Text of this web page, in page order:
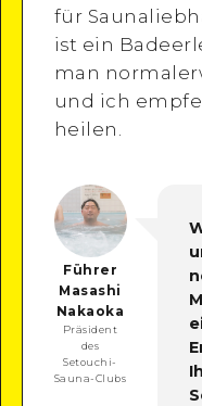
für
ist ein
man
und ich
heilen.
Führer
Masashi
Nakaoka
Präsident
des
Setouchi-
Sauna-Clubs